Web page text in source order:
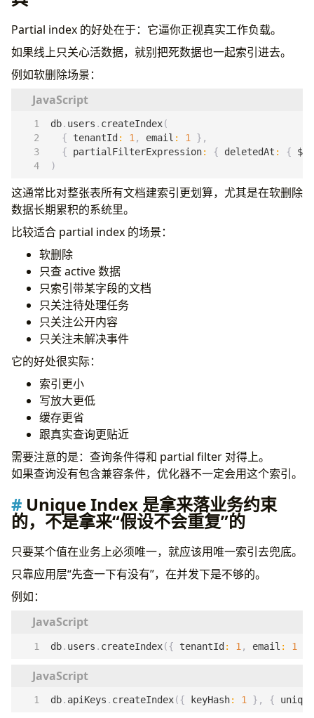
Partial index 的好处在于：它逼你正视真实工作负载。
如果线上只关心活数据，就别把死数据也一起索引进去。
例如软删除场景：
db. users . createIndex(
{
tenantId : 1, email : 1 },
{
partialFilterExpression: { deletedAt : {
)
这通常比对整张表所有文档建索引更划算，尤其是在软删除
数据长期累积的系统里。
比较适合 partial index 的场景：
软删除
只查 active 数据
只索引带某字段的文档
只关注待处理任务
只关注公开内容
只关注未解决事件
它的好处很实际：
索引更小
写放大更低
缓存更省
跟真实查询更贴近
需要注意的是：查询条件得和 partial filter 对得上。
如果查询没有包含兼容条件，优化器不一定会用这个索引。
Unique Index 是拿来落业务约束
的，不是拿来“假设不会重复”的
只要某个值在业务上必须唯一，就应该用唯一索引去兜底。
只靠应用层“先查一下有没有”，在并发下是不够的。
例如：
db. users . createIndex({ tenantId: 1 , email : 1
db. apiKeys . createIndex({ keyHash: 1 }, { unique